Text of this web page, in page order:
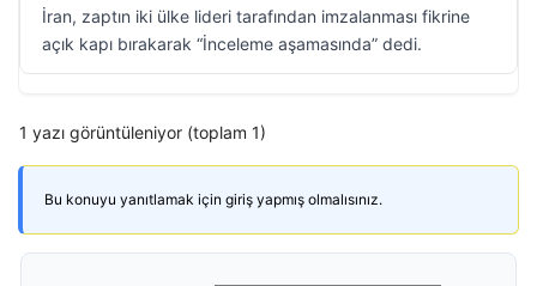
İran, zaptın iki ülke lideri tarafından imzalanması fikrine
açık kapı bırakarak “İnceleme aşamasında” dedi.
1 yazı görüntüleniyor (toplam 1)
Bu konuyu yanıtlamak için giriş yapmış olmalısınız.